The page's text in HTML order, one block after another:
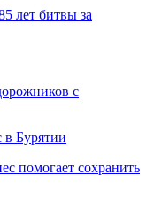
лет битвы за
с
в Бурятии
помогает сохранить